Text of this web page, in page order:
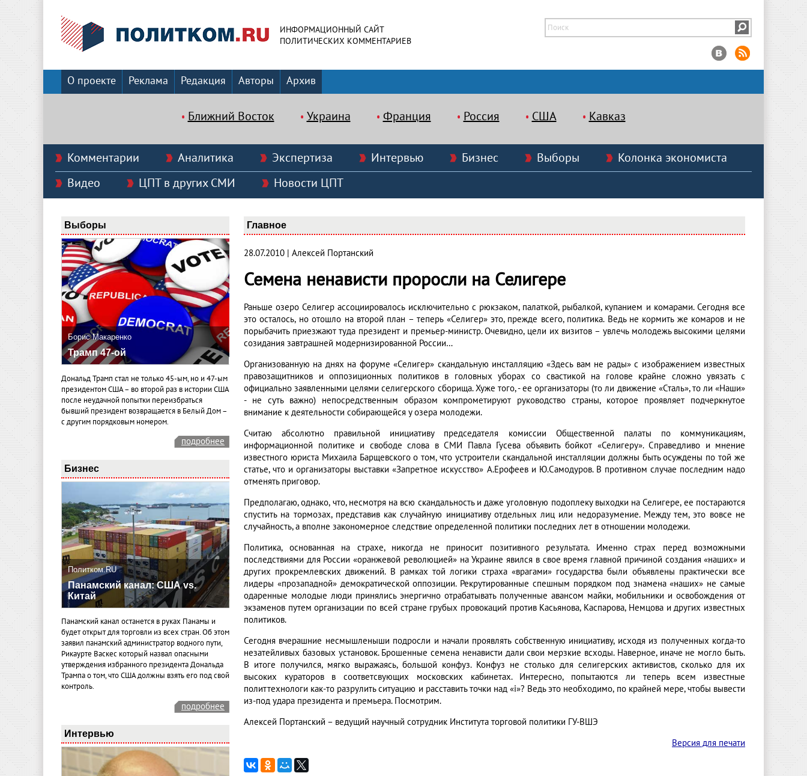
ИНФОРМАЦИОННЫЙ САЙТ
ПОЛИТИЧЕСКИХ КОММЕНТАРИЕВ
О проекте Реклама Редакция Авторы Архив
Ближний Восток Украина Франция Россия США Кавказ
Комментарии Аналитика Экспертиза Интервью Бизнес Выборы
Колонка экономиста
Видео
ЦПТ в других СМИ Новости ЦПТ
Выборы
Борис Макаренко
Трамп 47-ой
Дональд Трамп стал не только 45-ым, но и 47-ым
президентом США – во второй раз в истории США
после неудачной попытки переизбраться
бывший президент возвращается в Белый Дом –
с другим порядковым номером.
подробнее
Бизнес
Политком.RU
Панамский канал: США vs.
Китай
Панамский канал останется в руках Панамы и
будет открыт для торговли из всех стран. Об этом
заявил панамский администратор водного пути,
Рикаурте Васкес который назвал опасными
утверждения избранного президента Дональда
Трампа о том, что США должны взять его под свой
контроль.
подробнее
Интервью
Главное
28.07.2010 | Алексей Портанский
Семена ненависти проросли на Селигере
Раньше озеро Селигер ассоциировалось исключительно с рюкзаком, палаткой, рыбалкой, купанием и комарами. Сегодня все
это осталось, но отошло на второй план – теперь «Селигер» это, прежде всего, политика. Ведь не кормить же комаров и не
порыбачить приезжают туда президент и премьер-министр. Очевидно, цели их визитов – увлечь молодежь высокими целями
созидания завтрашней модернизированной России…
Организованную на днях на форуме «Селигер» скандальную инсталляцию «Здесь вам не рады» с изображением известных
правозащитников и оппозиционных политиков в головных уборах со свастикой на голове крайне сложно увязать с
официально заявленными целями селигерского сборища. Хуже того, - ее организаторы (то ли движение «Сталь», то ли «Наши»
- не суть важно) непосредственным образом компрометируют руководство страны, которое проявляет подчеркнутое
внимание к деятельности собирающейся у озера молодежи.
Считаю абсолютно правильной инициативу председателя комиссии Общественной палаты по коммуникациям,
информационной политике и свободе слова в СМИ Павла Гусева объявить бойкот «Селигеру». Справедливо и мнение
известного юриста Михаила Барщевского о том, что устроители скандальной инсталляции должны быть осуждены по той же
статье, что и организаторы выставки «Запретное искусство» А.Ерофеев и Ю.Самодуров. В противном случае последним надо
отменять приговор.
Предполагаю, однако, что, несмотря на всю скандальность и даже уголовную подоплеку выходки на Селигере, ее постараются
спустить на тормозах, представив как случайную инициативу отдельных лиц или недоразумение. Между тем, это вовсе не
случайность, а вполне закономерное следствие определенной политики последних лет в отношении молодежи.
Политика, основанная на страхе, никогда не приносит позитивного результата. Именно страх перед возможными
последствиями для России «оранжевой революцией» на Украине явился в свое время главной причиной создания «наших» и
других прокремлевских движений. В рамках той логики страха «врагами» государства были объявлены практически все
лидеры «прозападной» демократической оппозиции. Рекрутированные спешным порядком под знамена «наших» не самые
одаренные молодые люди принялись энергично отрабатывать полученные авансом майки, мобильники и освобождения от
экзаменов путем организации по всей стране грубых провокаций против Касьянова, Каспарова, Немцова и других известных
политиков.
Сегодня вчерашние несмышленыши подросли и начали проявлять собственную инициативу, исходя из полученных когда-то
незатейливых базовых установок. Брошенные семена ненависти дали свои мерзкие всходы. Наверное, иначе не могло быть.
В итоге получился, мягко выражаясь, большой конфуз. Конфуз не столько для селигерских активистов, сколько для их
высоких кураторов в соответсвующих московских кабинетах. Интересно, попытаются ли теперь всем известные
политтехнологи как-то разрулить ситуацию и расставить точки над «i»? Ведь это необходимо, по крайней мере, чтобы вывести
из-под удара президента и премьера. Посмотрим.
Алексей Портанский – ведущий научный сотрудник Института торговой политики ГУ-ВШЭ
Версия для печати